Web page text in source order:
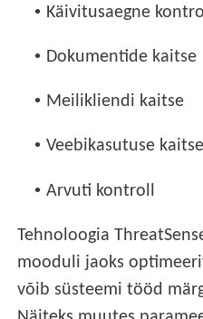
• Käivitusaegne
• Dokumentide kaitse
• Meilikliendi kaitse
• Veebikasutuse kaitse
• Arvuti kontroll
Tehnoloogia
mooduli jaoks
võib süsteemi tööd